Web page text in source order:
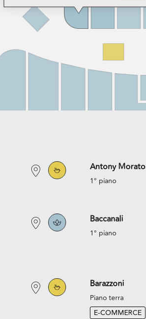
Antony Morato
1° piano
Baccanali
1° piano
Barazzoni
Piano terra
E-COMMERCE